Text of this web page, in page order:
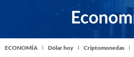
ECONOMÍA Dólar hoy Criptomonedas